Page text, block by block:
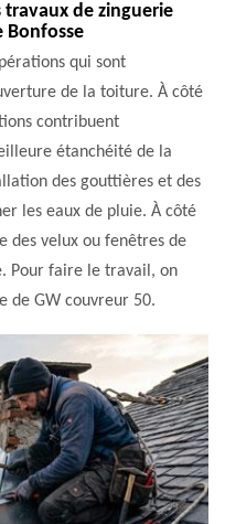
de zinguerie
Bonfosse
qui sont
de la toiture. À côté
contribuent
étanchéité de la
des gouttières et des
les eaux de pluie. À côté
des velux ou fenêtres de
Pour faire le travail, on
de GW couvreur 50.